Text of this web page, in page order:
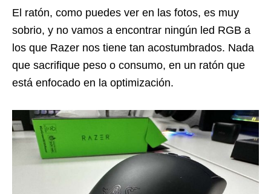
El ratón, como puedes ver en las fotos, es muy
sobrio, y no vamos a encontrar ningún led RGB a
los que Razer nos tiene tan acostumbrados. Nada
que sacrifique peso o consumo, en un ratón que
está enfocado en la optimización.